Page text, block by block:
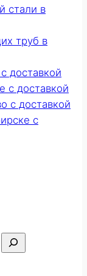
стали в
труб в
доставкой
с доставкой
с доставкой
с